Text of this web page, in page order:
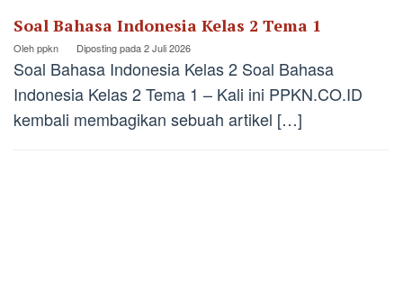
Soal Bahasa Indonesia Kelas 2 Tema 1
Olehppkn Diposting pada2 Juli 2026
Soal Bahasa Indonesia Kelas 2 Soal Bahasa
Indonesia Kelas 2 Tema 1 – Kali ini PPKN.CO.ID
kembali membagikan sebuah artikel […]